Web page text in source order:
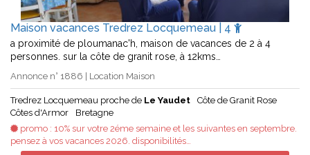
Maison vacances Tredrez Locquemeau | 4
a proximité de ploumanac'h, maison de vacances de 2 à 4
personnes. sur la côte de granit rose, à 12kms…
Annonce n° 1886 | Location Maison
Tredrez Locquemeau proche de Le Yaudet
Côte de Granit Rose
Côtes d'Armor
Bretagne
promo : 10% sur votre 2éme semaine et les suivantes en septembre.
pensez à vos vacances 2026. disponibilités…